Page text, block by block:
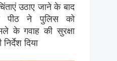
उठाए जाने के बाद
पीठ ने पुलिस को
के गवाह की सुरक्षा
दिया